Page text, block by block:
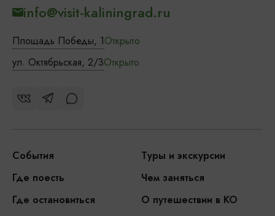
Площадь Победы, 1Открыто
ул. Октябрьская, 2/3Открыто
info@visit-kaliningrad.ru
События
Туры и экскурсии
Где поесть
Чем заняться
Где остановиться
О путешествии в КО